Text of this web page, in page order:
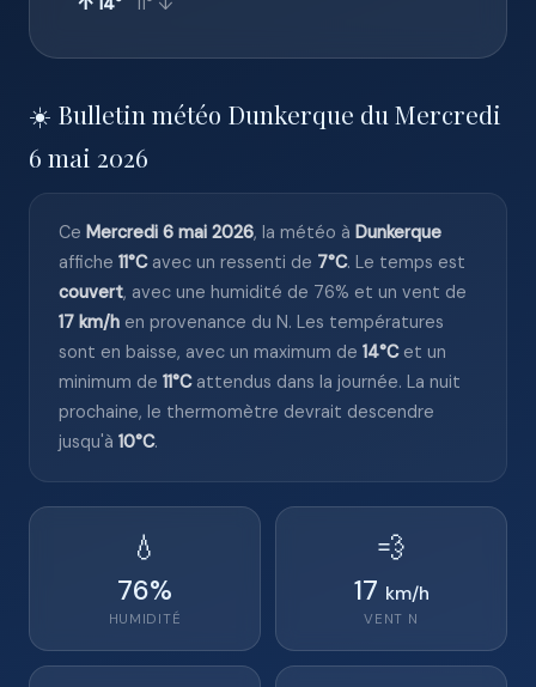
☀️ Bulletin météo Dunkerque du Mercredi
6 mai 2026
Ce Mercredi 6 mai 2026, la météo à Dunkerque
affiche 11°Cavec un ressenti de 7°C. Le temps est
couvert, avec une humidité de 76% et un vent de
17 km/h en provenance du N. Les températures
sont en baisse, avec un maximum de 14°Cet un
minimum de 11°Cattendus dans la journée. La nuit
prochaine, le thermomètre devrait descendre
jusqu'à 10°C.
💧
76%
HUMIDITÉ
💨
17 km/h
VENT N